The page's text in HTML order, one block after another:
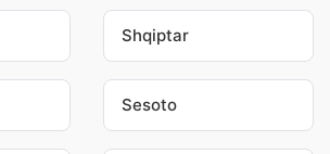
Shqiptar
Sesoto